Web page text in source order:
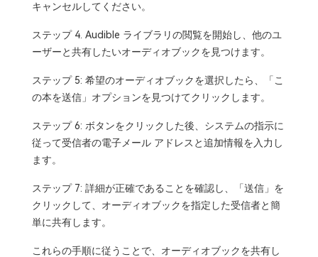
キャンセルしてください。
ステップ 4. Audible ライブラリの閲覧を開始し、他のユ
ーザーと共有したいオーディオブックを見つけます。
ステップ 5: 希望のオーディオブックを選択したら、「こ
の本を送信」オプションを見つけてクリックします。
ステップ 6: ボタンをクリックした後、システムの指示に
従って受信者の電子メール アドレスと追加情報を入力し
ます。
ステップ 7: 詳細が正確であることを確認し、「送信」を
クリックして、オーディオブックを指定した受信者と簡
単に共有します。
これらの手順に従うことで、オーディオブックを共有し